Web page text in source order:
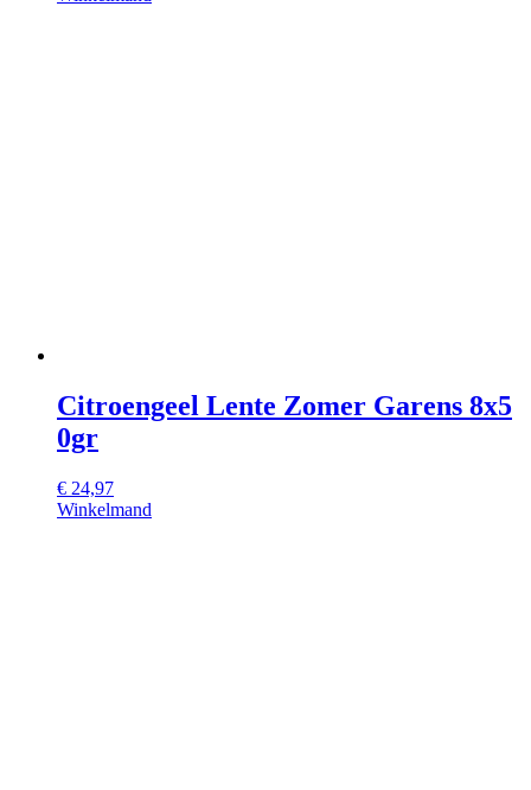
Citroengeel Lente Zomer Garens 8x5
0gr
€ 24,97
Winkelmand